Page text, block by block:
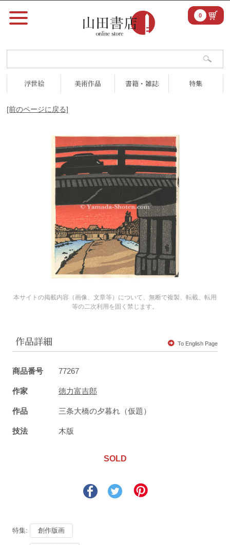
浮世絵 美術作品 書籍・雑誌 特集
0
[前のページに戻る]
本サイトの掲載内容（画像、文章等）について、無断で複製、転載、転用
等の二次利用を固く禁じます。
作品詳細 To English Page
商品番号 77267
作家 徳力富吉郎
作品 三条大橋の夕暮れ（仮題）
技法 木版
SOLD
特集: 創作版画